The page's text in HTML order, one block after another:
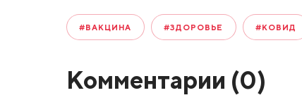
#ВАКЦИНА #ЗДОРОВЬЕ #КОВИД
Комментарии (0)